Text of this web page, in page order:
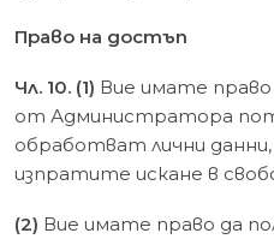
Право на достъп
Чл. 10. (1) Вие имате право
от Администратора
обработват лични
изпратите искане в
(2) Вие имате право да